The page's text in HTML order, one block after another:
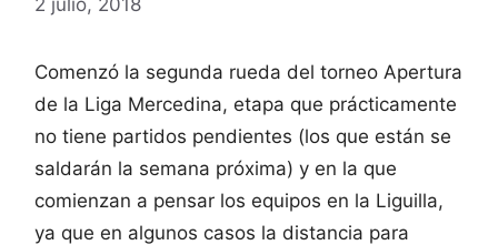
Comenzó la segunda rueda del torneo Apertura
de la Liga Mercedina, etapa que prácticamente
no tiene partidos pendientes (los que están se
saldarán la semana próxima) y en la que
comienzan a pensar los equipos en la Liguilla,
ya que en algunos casos la distancia para